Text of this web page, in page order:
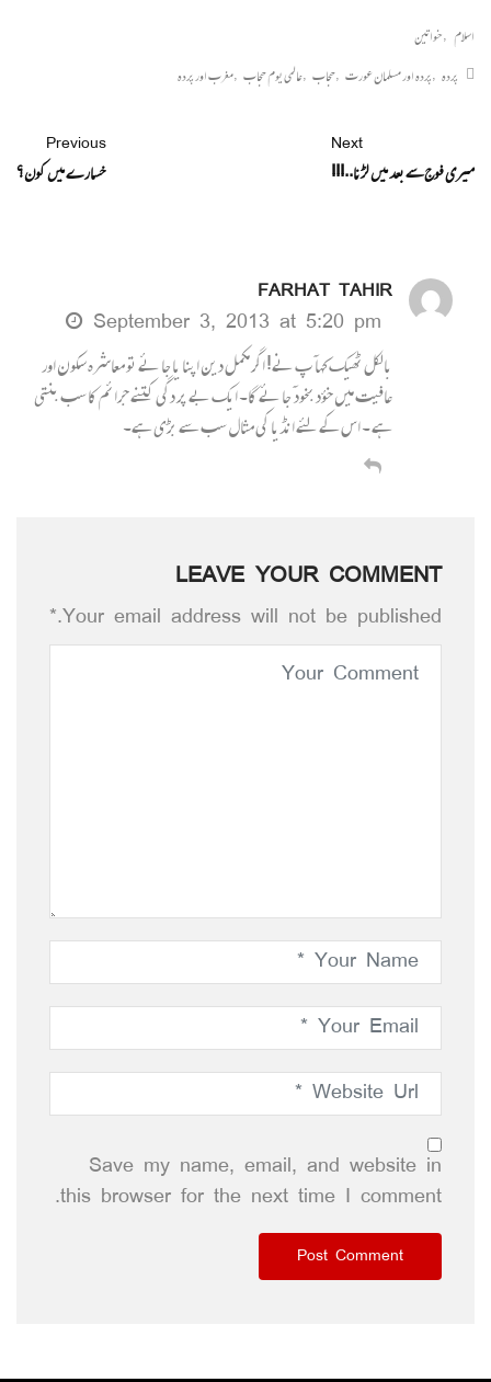
اسلام ,خواتین
پردہ ,پردہ اور مسلمان عورت ,حجاب ,عالمی یوم حجاب ,مغرب اور پردہ
Previous
خسارے میں کون؟
Next
میری فوج سے بعد میں لڑنا..!!!
FARHAT TAHIR
September 3, 2013 at 5:20 pm
بالکل ٹھیک کہا ۤ پ نے! اگر مکمل دین اپنا یا جا ئے تو معاشرہ سکون اور
عافیت میں خؤد بخود ۤ جا ئے گا۔ ایک بے پر دگی کتنے جرائم کا سب بنتی
ہے ۔ اس کے لئے انڈیا کی مثال سب سے بڑی ہے۔
LEAVE YOUR COMMENT
Your email address will not be published.*
Save my name, email, and website in
this browser for the next time I comment.